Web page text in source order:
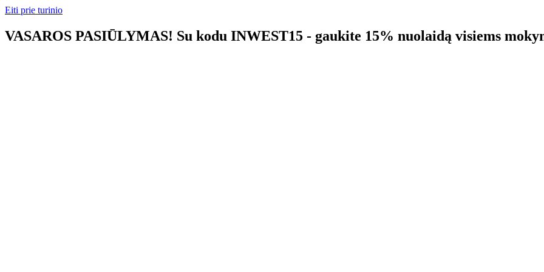
Eiti prie turinio
VASAROS PASIŪLYMAS! Su kodu INWEST15 - gaukite 15% nuolaidą visiems